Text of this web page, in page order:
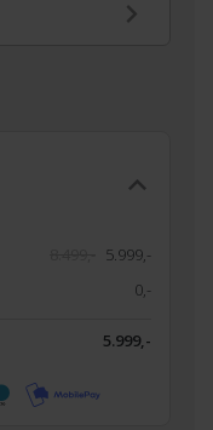
5.999,-
0,-
5.999,-